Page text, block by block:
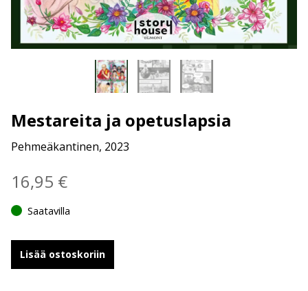
Mestareita ja opetuslapsia
Pehmeäkantinen, 2023
16,95 €
Saatavilla
Lisää ostoskoriin